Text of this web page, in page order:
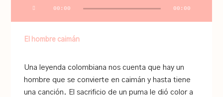
00:00 00:00
El hombre caimán
Una leyenda colombiana nos cuenta que hay un
hombre que se convierte en caimán y hasta tiene
una canción. El sacrificio de un puma le dió color a